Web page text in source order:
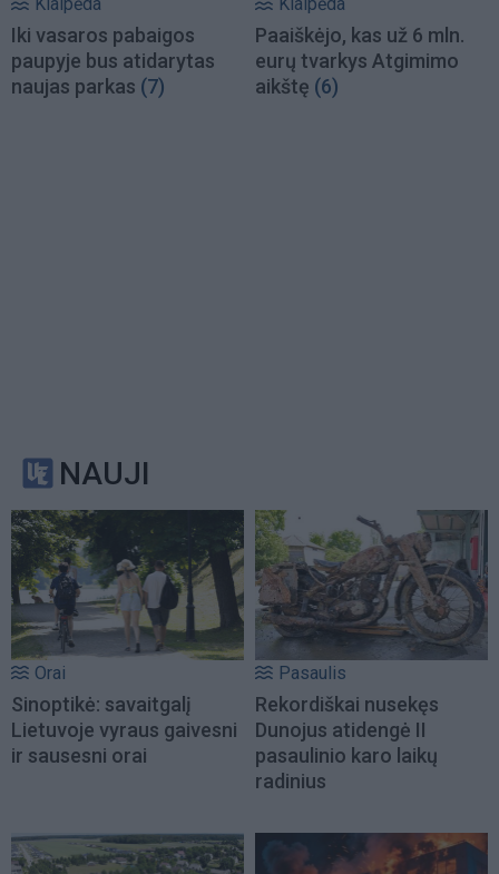
Iki vasaros pabaigos
paupyje bus atidarytas
naujas parkas (7)
Paaiškėjo, kas už 6 mln.
eurų tvarkys Atgimimo
aikštę (6)
NAUJI
Orai
Sinoptikė: savaitgalį
Lietuvoje vyraus gaivesni
ir sausesni orai
Pasaulis
Rekordiškai nusekęs
Dunojus atidengė II
pasaulinio karo laikų
radinius